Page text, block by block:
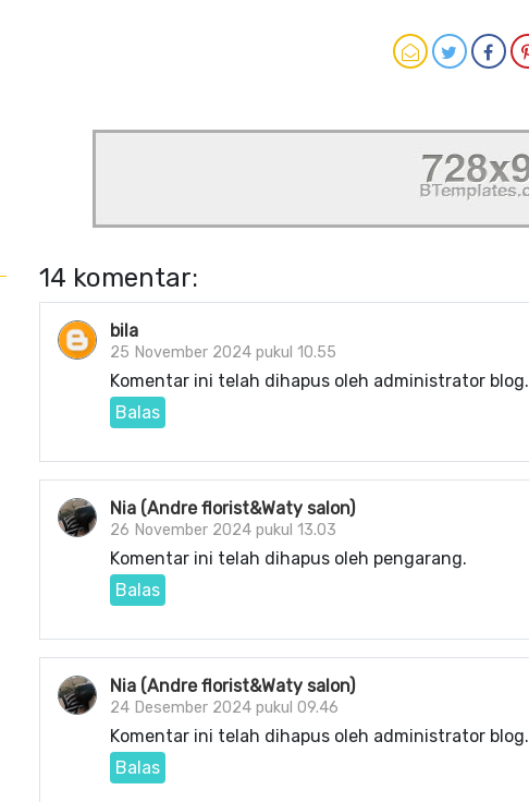
14 komentar:
bila
25 November 2024 pukul 10.55
Komentar ini telah dihapus oleh administrator blog.
Balas
Nia (Andre florist&Waty salon)
26 November 2024 pukul 13.03
Komentar ini telah dihapus oleh pengarang.
Balas
Nia (Andre florist&Waty salon)
24 Desember 2024 pukul 09.46
Komentar ini telah dihapus oleh administrator blog.
Balas